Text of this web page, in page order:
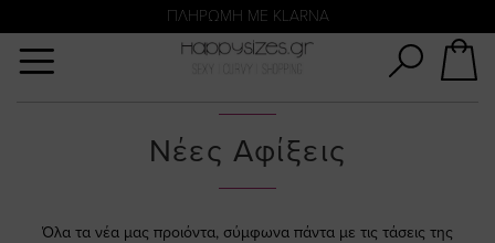
ΠΛΗΡΩΜΗ ΜΕ KLARNA
ΑΜΕΣΗ ΠΑΡΑΔΟΣΗ ΜΕ ACS ΚΑΙ ΓΕΝΙΚΗ ΤΑΧΥΔΡΟΜΙΚΉ
Νέες Αφίξεις
Όλα τα νέα μας προιόντα, σύμφωνα πάντα με τις τάσεις της
Αναζήτηση